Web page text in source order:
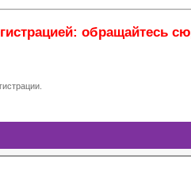
обращайтесь